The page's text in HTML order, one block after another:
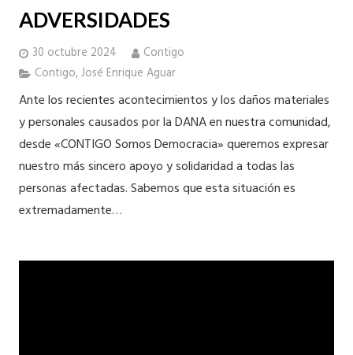
ADVERSIDADES
30 octubre 2024
Contigo
Contigo,José Enrique Aguar
Ante los recientes acontecimientos y los daños materiales
y personales causados por la DANA en nuestra comunidad,
desde «CONTIGO Somos Democracia» queremos expresar
nuestro más sincero apoyo y solidaridad a todas las
personas afectadas. Sabemos que esta situación es
extremadamente…